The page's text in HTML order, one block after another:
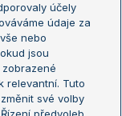
účely
údaje za
nebo
jsou
relevantní. Tuto
své volby